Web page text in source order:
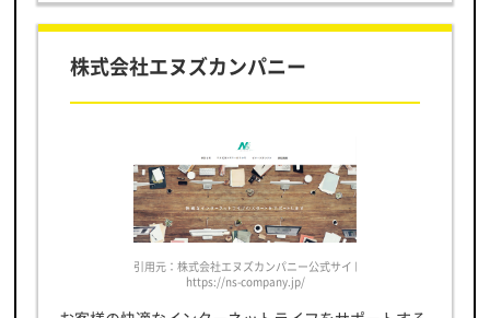
株式会社エヌズカンパニー
引用元：株式会社エヌズカンパニー公式サイト
https://ns-company.jp/